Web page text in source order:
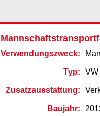
Verwendungszweck:
Typ:
Zusatzausstattung:
Baujahr: